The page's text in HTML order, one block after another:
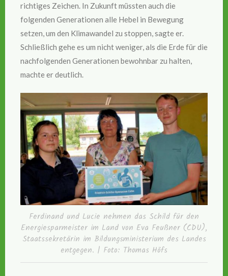
richtiges Zeichen. In Zukunft müssten auch die
folgenden Generationen alle Hebel in Bewegung
setzen, um den Klimawandel zu stoppen, sagte er.
Schließlich gehe es um nicht weniger, als die Erde für die
nachfolgenden Generationen bewohnbar zu halten,
machte er deutlich.
Ferdinand und Lucie nehmen das Schild für den
Energiesparmeister im Land von Eva Feußner (CDU),
Staatssekretärin im Bildungsministerium des Landes
entgegen. | Foto: Thomas Höfs